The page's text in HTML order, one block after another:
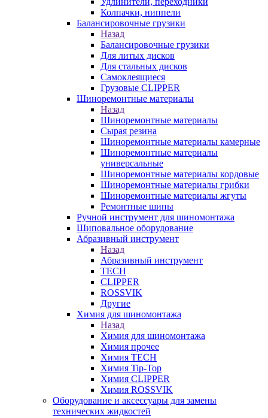
Колпачки, ниппели
Балансировочные грузики
Назад
Балансировочные грузики
Для литых дисков
Для стальных дисков
Самоклеящиеся
Грузовые CLIPPER
Шиноремонтные материалы
Назад
Шиноремонтные материалы
Сырая резина
Шиноремонтные материалы камерные
Шиноремонтные материалы
универсальные
Шиноремонтные материалы кордовые
Шиноремонтные материалы грибки
Шиноремонтные материалы жгуты
Ремонтные шипы
Ручной инструмент для шиномонтажа
Шиповальное оборудование
Абразивный инструмент
Назад
Абразивный инструмент
TECH
CLIPPER
ROSSVIK
Другие
Химия для шиномонтажа
Назад
Химия для шиномонтажа
Химия прочее
Химия TECH
Химия Tip-Top
Химия CLIPPER
Химия ROSSVIK
Оборудование и аксессуары для замены
технических жидкостей